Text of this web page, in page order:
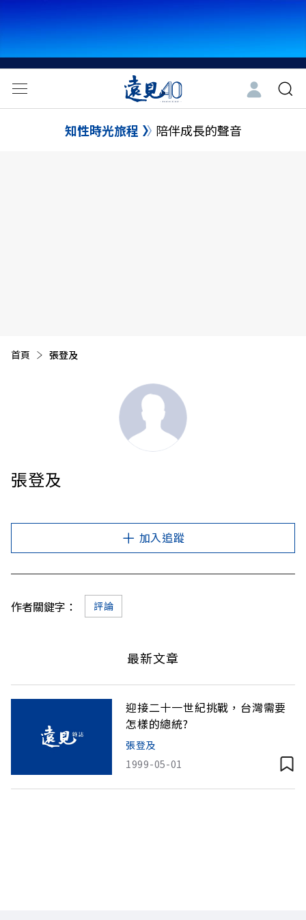
知性時光旅程 陪伴成長的聲音
首頁 目前頁面：
張登及
張登及
加入追蹤
作者關鍵字： 評論
最新文章
迎接二十一世紀挑戰，台灣需要
怎樣的總統?
張登及
1999-05-01